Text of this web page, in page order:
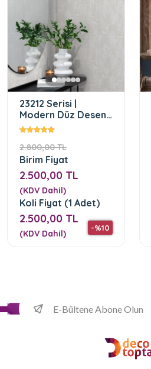
23212 Serisi |
Modern Düz Desen
Duvar Kağıdı
2.800,00 TL
-%10
Birim Fiyat
2.500,00 TL
(KDV Dahil)
Koli Fiyat (1 Adet)
2.500,00 TL
(KDV Dahil)